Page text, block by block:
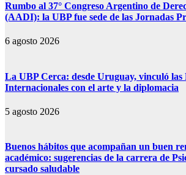
Rumbo al 37° Congreso Argentino de
(AADI): la UBP fue sede de las Jornadas
6 agosto 2026
La UBP Cerca: desde Uruguay, vinculó las
Internacionales con el arte y la diplomacia
5 agosto 2026
Buenos hábitos que acompañan un buen
académico: sugerencias de la carrera de
cursado saludable